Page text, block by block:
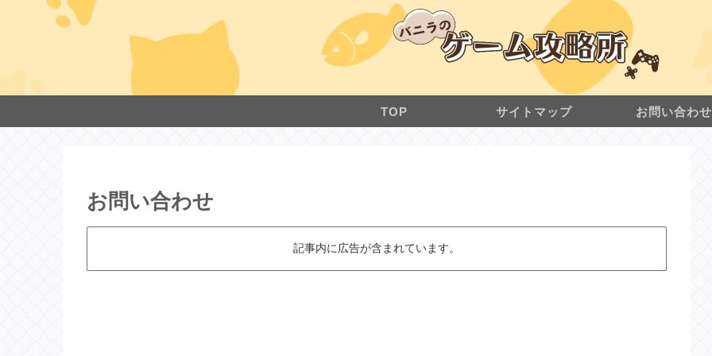
TOP サイトマップ お問い合わせ
お問い合わせ
記事内に広告が含まれています。